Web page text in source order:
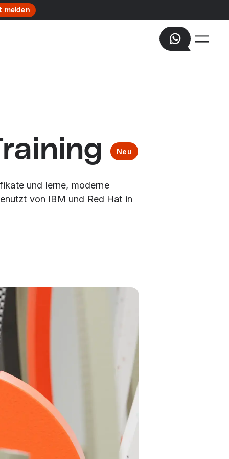
melden
Neu
und lerne, moderne
von IBM und Red Hat in